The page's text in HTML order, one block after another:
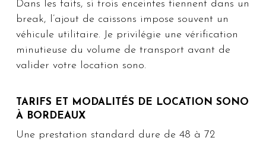
Dans les faits, si trois enceintes tiennent dans un
break, l’ajout de caissons impose souvent un
véhicule utilitaire. Je privilégie une vérification
minutieuse du volume de transport avant de
valider votre location sono.
TARIFS ET MODALITÉS DE LOCATION SONO
À BORDEAUX
Une prestation standard dure de 48 à 72